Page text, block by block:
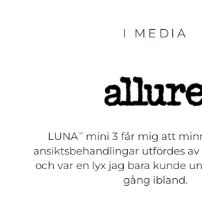
I MEDIA
LUNATMmini 3 får mig att
ansiktsbehandlingar utfördes
och var en lyx jag bara kunde
gång ibland.